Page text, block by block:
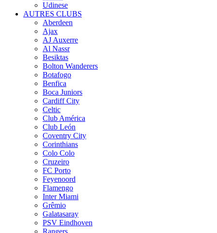
Udinese
AUTRES CLUBS
Aberdeen
Ajax
AJ Auxerre
Al Nassr
Besiktas
Bolton Wanderers
Botafogo
Benfica
Boca Juniors
Cardiff City
Celtic
Club América
Club León
Coventry City
Corinthians
Colo Colo
Cruzeiro
FC Porto
Feyenoord
Flamengo
Inter Miami
Grêmio
Galatasaray
PSV Eindhoven
Rangers